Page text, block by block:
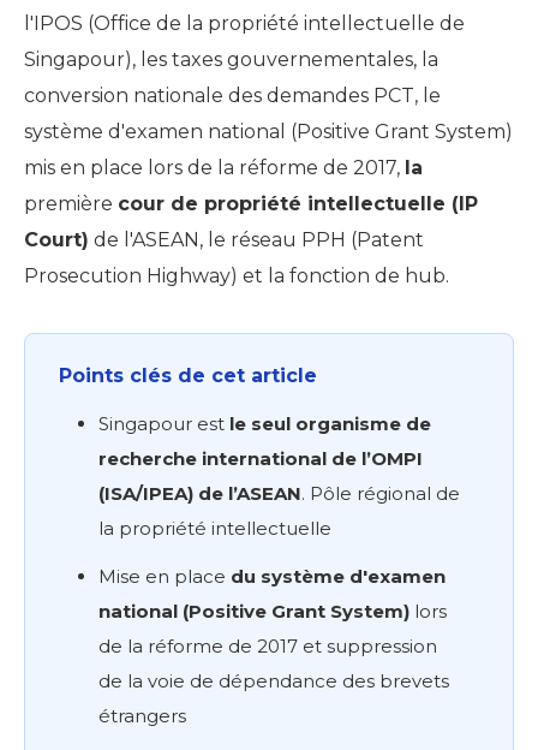
l'IPOS (Office de la propriété intellectuelle de
Singapour), les taxes gouvernementales, la
conversion nationale des demandes PCT, le
système d'examen national (Positive Grant System)
mis en place lors de la réforme de 2017, la
première cour de propriété intellectuelle (IP
Court) de l'ASEAN, le réseau PPH (Patent
Prosecution Highway) et la fonction de hub.
Points clés de cet article
Singapour est le seul organisme de
recherche international de l’OMPI
(ISA/IPEA) de l’ASEAN. Pôle régional de
la propriété intellectuelle
Mise en place du système d'examen
national (Positive Grant System) lors
de la réforme de 2017 et suppression
de la voie de dépendance des brevets
étrangers